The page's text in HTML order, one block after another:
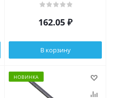
162.05 ₽
В корзину
НОВИНКА